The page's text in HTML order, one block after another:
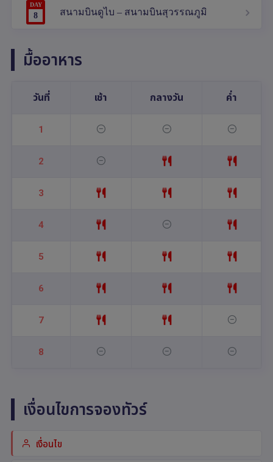
DAY
8 สนามบินดูไบ – สนามบินสุวรรณภูมิ
มื้ออาหาร
วันที่ เช้า กลางวัน ค่ำ
1
2
3
4
5
6
7
8
เงื่อนไขการจองทัวร์
เงื่อนไข